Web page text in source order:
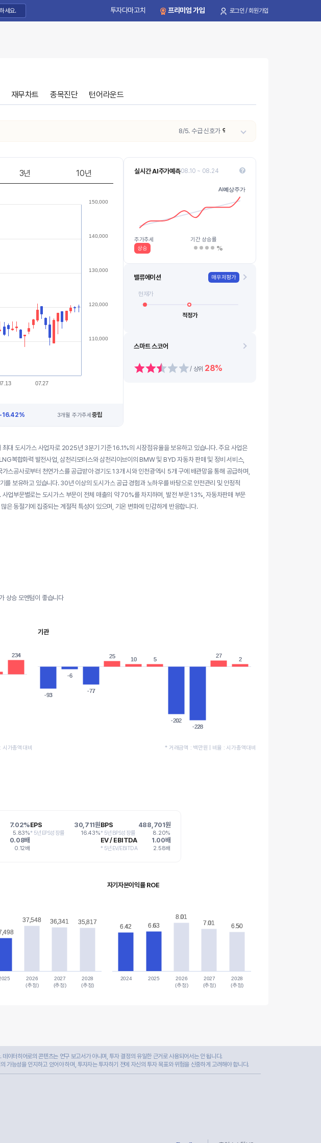
투자다마고치 프리미엄 가입 로그인 / 회원가입
재무차트 종목진단 턴어라운드
8/5. 수급 신호가약함 → 강함으로 변동되었습니다.
3년 10년
07.27
110,000
120,000
130,000
140,000
150,000
-16.42% 3개월 주가추세중립
실시간 AI주가예측08.10 ~ 08.24
Values
AI예상주가
AI예상주가
0…08.1108.12 08.1808.1908.2008.21
주가추세
상승
기간 상승률
%
밸류에이션 매우저평가
현재가
적정가
스마트 스코어
/ 상위 28%
대 도시가스 사업자로 2025년 3분기 기준 16.1%의 시장점유율을 보유하고 있습니다. 주요 사업은
복합화력 발전사업, 삼천리모터스와 삼천리이브이의 BMW 및 BYD 자동차 판매 및 정비 서비스,
스공사로부터 천연가스를 공급받아 경기도 13개 시와 인천광역시 5개 구에 배관망을 통해 공급하며,
보유하고 있습니다. 30년 이상의 도시가스 공급 경험과 노하우를 바탕으로 안전관리 및 안정적
업부문별로는 도시가스 부문이 전체 매출의 약 70%를 차지하며, 발전 부문 13%, 자동차판매 부문
동절기에 집중되는 계절적 특성이 있으며, 기온 변화에 민감하게 반응합니다.
상승 모멘텀이 좋습니다
234
234
시가총액대비
기관
-93
-93
-6
-6
-77
-77
25
25 10
10 5
5
-202
-202
-228
-228
27
27
2
2
* 거래금액 : 백만원 | 비율 : 시가총액대비
7.02%
5.83%
EPS 30,711원
* 5년EPS성장률 16.43%
BPS 488,701원
* 5년BPS성장률 8.20%
0.08배
0.12배
EV / EBITDA 1.00배
* 5년EV/EBITDA 2.58배
37,548
37,548 36,341
36,341 35,817
35,817
2026
(추정)
2027
(추정)
2028
(추정)
자기자본이익률 ROE
6.42
6.42 6.63
6.63
8.01
8.01
7.01
7.01 6.50
6.50
2024 2025
2026
(추정)
2027
(추정)
2028
(추정)
이터히어로의 콘텐츠는 연구 보고서가 아니며, 투자 결정의 유일한 근거로 사용되어서는 안 됩니다.
능성을 인지하고 있어야 하며, 투자자는 투자하기 전에 자신의 투자 목표와 위험을 신중하게 고려해야 합니다.